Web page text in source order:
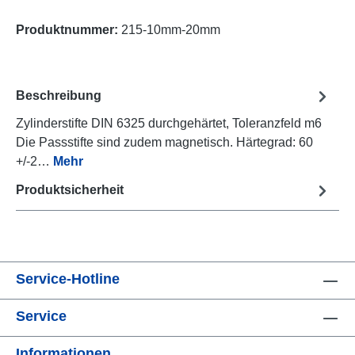
Produktnummer: 215-10mm-20mm
Beschreibung
Zylinderstifte DIN 6325 durchgehärtet, Toleranzfeld m6
Die Passstifte sind zudem magnetisch. Härtegrad: 60
+/-2… Mehr
Produktsicherheit
Service-Hotline
Service